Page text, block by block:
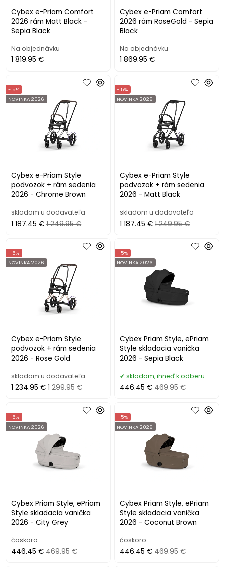
Cybex e-Priam Comfort
2026 rám Matt Black -
Sepia Black
Na objednávku
1 819.95 €
Cybex e-Priam Comfort
2026 rám RoseGold - Sepia
Black
Na objednávku
1 869.95 €
Cybex e-Priam Style
podvozok + rám sedenia
2026 - Chrome Brown
- 5%
NOVINKA 2026
skladom u dodavateľa
1 187.45 € 1 249.95 €
Cybex e-Priam Style
podvozok + rám sedenia
2026 - Matt Black
- 5%
NOVINKA 2026
skladom u dodavateľa
1 187.45 € 1 249.95 €
Cybex e-Priam Style
podvozok + rám sedenia
2026 - Rose Gold
- 5%
NOVINKA 2026
skladom u dodavateľa
1 234.95 € 1 299.95 €
Cybex Priam Style, ePriam
Style skladacia vanička
2026 - Sepia Black
- 5%
NOVINKA 2026
skladom, ihneď k odberu
446.45 € 469.95 €
Cybex Priam Style, ePriam
Style skladacia vanička
2026 - City Grey
- 5%
NOVINKA 2026
čoskoro
446.45 € 469.95 €
Cybex Priam Style, ePriam
Style skladacia vanička
2026 - Coconut Brown
- 5%
NOVINKA 2026
čoskoro
446.45 € 469.95 €